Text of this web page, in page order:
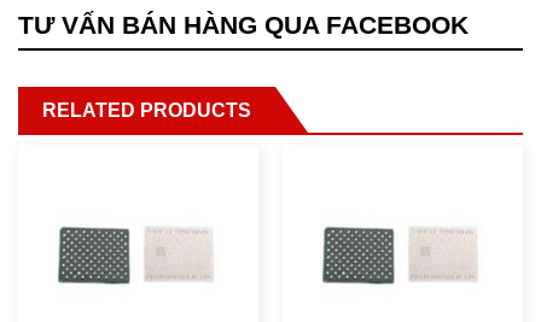
TƯ VẤN BÁN HÀNG QUA FACEBOOK
RELATED PRODUCTS